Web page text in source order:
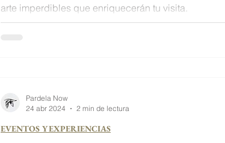
arte imperdibles que enriquecerán tu visita.
EVENTOS Y EXPERIENCIAS
Pardela Now
24 abr 2024
2 min de lectura